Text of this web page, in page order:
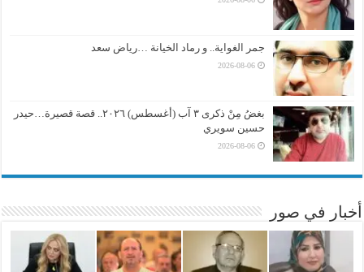
جمر الغواية.. و رماد الخيانة …رياض سعد
2026-08-06
بغضُ مِنْ ذكرى ٣ آب (أغسطس) ٢٠٢٦.. قصة قصيرة…حيدر
حسين سويري
2026-08-06
أخبار في صور